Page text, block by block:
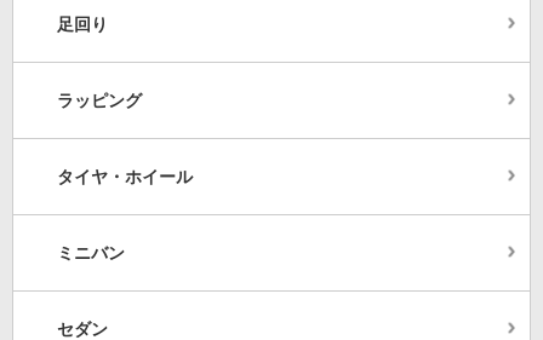
足回り
ラッピング
タイヤ・ホイール
ミニバン
セダン